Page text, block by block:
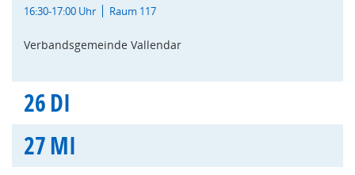
16:30-17:00 Uhr Raum 117
Verbandsgemeinde Vallendar
26DI
27MI